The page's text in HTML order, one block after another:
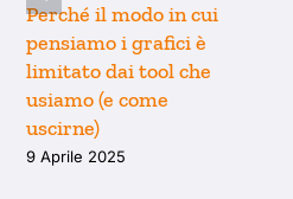
Perché il modo in cui
pensiamo i grafici è
limitato dai tool che
usiamo (e come
uscirne)
9 Aprile 2025